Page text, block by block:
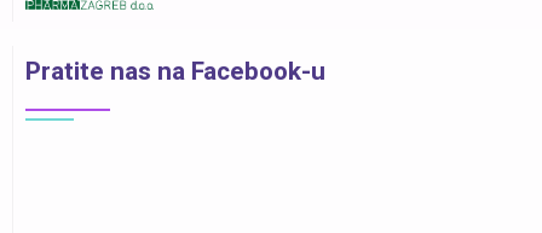
Pratite nas na Facebook-u